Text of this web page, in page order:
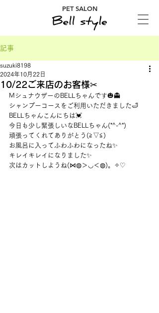
PET SALON
記事
10/22ご来店のお客様✂
suzuki8198
2024年10月22日
MシュナウザーのBELLちゃんです🎃👻
シャンプーコースをご利用いただきました🛁
BELLちゃんこんにちは💓
今日も少し緊張しいなBELLちゃん(*^-^*)
頑張ってくれてありがとう(≧▽≦)
お風呂に入ってふわふわになったね✨
キレイキレイになりました✨
次はカットしようね(⋈◍＞◡＜◍)。✧♡